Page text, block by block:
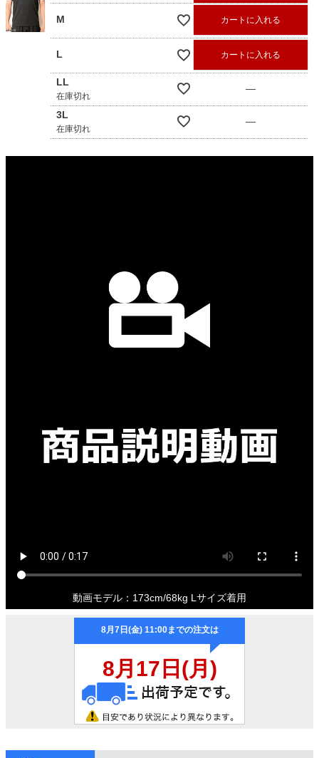
M カートに入れる
L カートに入れる
LL
在庫切れ
—
3L
在庫切れ
—
動画モデル：173cm/68kg Lサイズ着用